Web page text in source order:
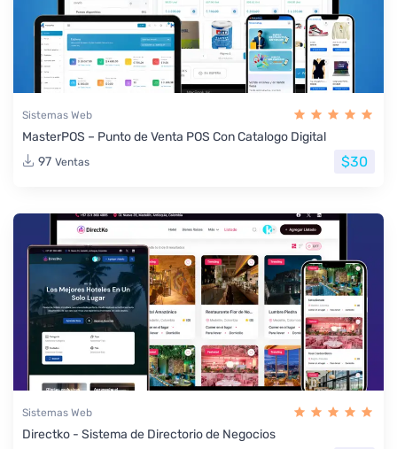
Sistemas Web
MasterPOS – Punto de Venta POS Con Catalogo Digital
97 Ventas $30
Sistemas Web
Directko - Sistema de Directorio de Negocios